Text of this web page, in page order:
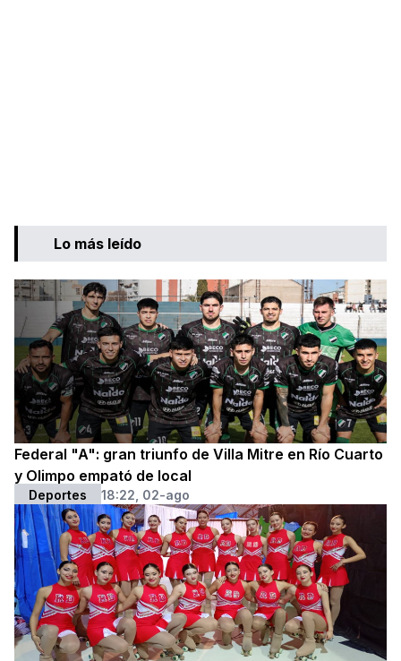
Lo más leído
Federal "A": gran triunfo de Villa Mitre en Río Cuarto
y Olimpo empató de local
Deportes 18:22, 02-ago